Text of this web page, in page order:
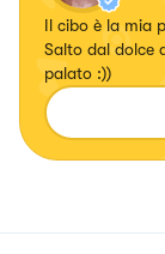
Il cibo è la mia passione. La bilancia la mia disperazione.
Salto dal dolce
palato :))